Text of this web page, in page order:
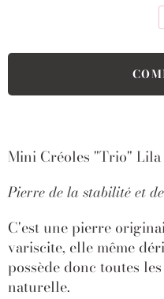
Mini Créoles "Trio" Lila
Pierre de la stabilité et
C'est une pierre
variscite, elle même
possède donc toutes
naturelle.